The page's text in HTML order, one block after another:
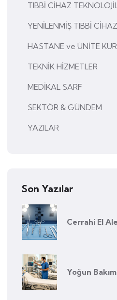
TIBBİ CİHAZ
YENİLENMİŞ TIBBİ
HASTANE ve ÜNİTE
TEKNİK HİZMETLER
MEDİKAL SARF
SEKTÖR & GÜNDEM
YAZILAR
Son Yazılar
Cerrahi El
Yoğun